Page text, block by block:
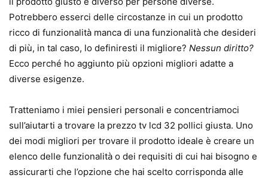
Potrebbero esserci delle circostanze in cui un prodotto
ricco di funzionalità manca di una funzionalità che desideri
di più, in tal caso, lo definiresti il ​​migliore? Nessun diritto?
Ecco perché ho aggiunto più opzioni migliori adatte a
diverse esigenze.
Tratteniamo i miei pensieri personali e concentriamoci
sull’aiutarti a trovare la prezzo tv lcd 32 pollici giusta. Uno
dei modi migliori per trovare il prodotto ideale è creare un
elenco delle funzionalità o dei requisiti di cui hai bisogno e
assicurarti che l’opzione che hai scelto corrisponda alle